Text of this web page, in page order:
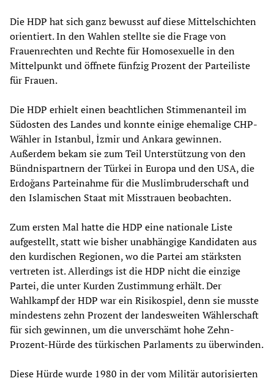
Die HDP hat sich ganz bewusst auf diese Mittelschichten
orientiert. In den Wahlen stellte sie die Frage von
Frauenrechten und Rechte für Homosexuelle in den
Mittelpunkt und öffnete fünfzig Prozent der Parteiliste
für Frauen.
Die HDP erhielt einen beachtlichen Stimmenanteil im
Südosten des Landes und konnte einige ehemalige CHP-
Wähler in Istanbul, İzmir und Ankara gewinnen.
Außerdem bekam sie zum Teil Unterstützung von den
Bündnispartnern der Türkei in Europa und den USA, die
Erdoğans Parteinahme für die Muslimbruderschaft und
den Islamischen Staat mit Misstrauen beobachten.
Zum ersten Mal hatte die HDP eine nationale Liste
aufgestellt, statt wie bisher unabhängige Kandidaten aus
den kurdischen Regionen, wo die Partei am stärksten
vertreten ist. Allerdings ist die HDP nicht die einzige
Partei, die unter Kurden Zustimmung erhält. Der
Wahlkampf der HDP war ein Risikospiel, denn sie musste
mindestens zehn Prozent der landesweiten Wählerschaft
für sich gewinnen, um die unverschämt hohe Zehn-
Prozent-Hürde des türkischen Parlaments zu überwinden.
Diese Hürde wurde 1980 in der vom Militär autorisierten